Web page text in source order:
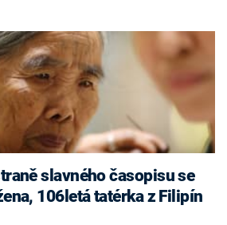
slavného časopisu se
106letá tatérka z Filipín